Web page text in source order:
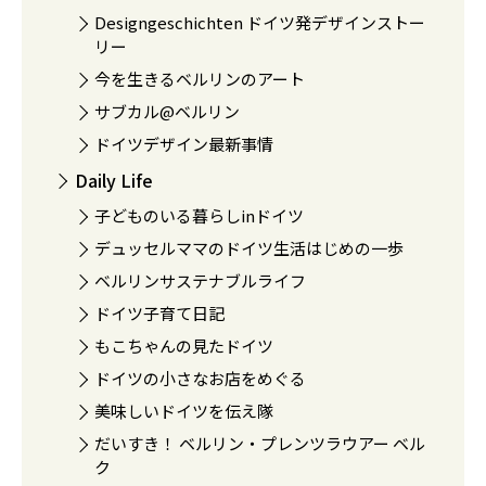
Designgeschichten ドイツ発デザインストー
リー
今を生きるベルリンのアート
サブカル@ベルリン
ドイツデザイン最新事情
Daily Life
子どものいる暮らしinドイツ
デュッセルママのドイツ生活はじめの一歩
ベルリンサステナブルライフ
ドイツ子育て日記
もこちゃんの見たドイツ
ドイツの小さなお店をめぐる
美味しいドイツを伝え隊
だいすき！ ベルリン・プレンツラウアー ベル
ク